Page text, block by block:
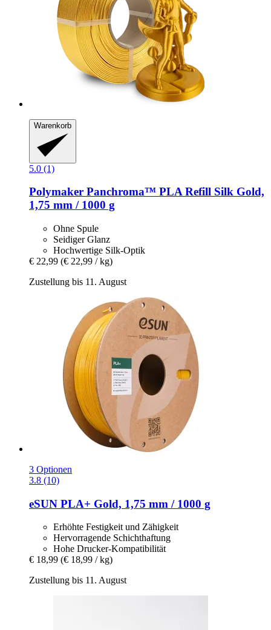
Warenkorb
5.0 (1)
Polymaker Panchroma™ PLA Refill Silk Gold,
1,75 mm / 1000 g
Ohne Spule
Seidiger Glanz
Hochwertige Silk-Optik
€ 22,99 (€ 22,99 / kg)
Zustellung bis 11. August
3 Optionen
3.8 (10)
eSUN PLA+ Gold, 1,75 mm / 1000 g
Erhöhte Festigkeit und Zähigkeit
Hervorragende Schichthaftung
Hohe Drucker-Kompatibilität
€ 18,99 (€ 18,99 / kg)
Zustellung bis 11. August